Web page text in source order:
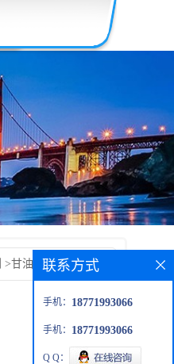
>甘油硬脂酸酯和
联系方式
手机： 18771993066
手机： 18771993066
Q Q：